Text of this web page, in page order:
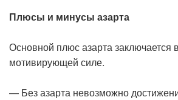
Плюсы и минусы азарта
Основной плюс азарта заключается
мотивирующей силе.
— Без азарта невозможно